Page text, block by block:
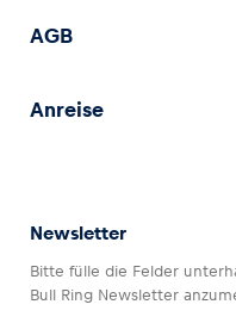
AGB
Anreise
Newsletter
Bitte fülle die Felder
Bull Ring Newsletter